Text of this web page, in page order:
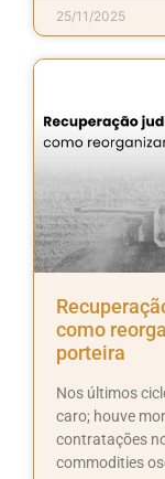
25/11/2025
como
porteira
Nos últimos
caro; houve
contratações
commodities